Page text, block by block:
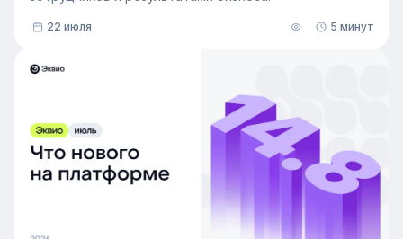
22 июля 5 минут